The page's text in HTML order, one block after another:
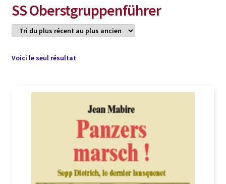
Conditions de Vente
Connection
Listes d’Envies
Livres de Peter Randa
Livres de Philippe Randa
Login Customizer
SS Oberstgruppenführer
Voici le seul résultat